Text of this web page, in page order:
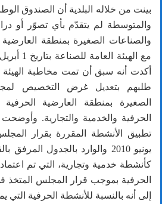
بينت من خلاله البلدية أن الصندوق
والمتوسطة لم يتقدّم بأي تصوّر أو
والصناعات الصغيرة بمنطقة العارضية
أكدت أنه سبق أن تمت مخاطبة الهيئة
طلبهم بتعديل غرض التخصيص
الصغيرة بمنطقة العارضية
الحرفية والخدمية والتجارية.
كأنشطة خدمية وتجارية، التي تم
إلى أنه بالنسبة للأنشطة الحرفية التي